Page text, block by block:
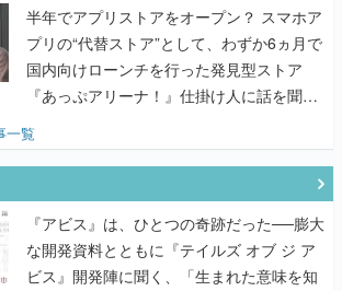
『あっぷアリーナ！』仕掛け人に話を聞い
てみた
一覧
『アビス』は、ひとつの奇跡だった──膨大
な開発資料とともに『テイルズ オブ ジ ア
るRPG」が生まれた理由【ゲームの企画
書】
なにが、人を「ロマンシング」させるの